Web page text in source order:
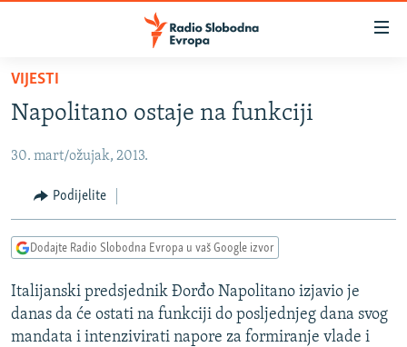
Pređite
glavni
Pređite
Pređite
pretragu
BOSNA I HERCEGOVINA
SRBIJA
KOSOVO
VIZUELNO
VIDEO
FOTOGALERIJE
PODCASTI
RAT U UKRAJINI
VIJESTI
Napolitano ostaje na funkciji
30. mart/ožujak, 2013.
Podijelite
Dodajte Radio Slobodna Evropa u vaš Google izvor
Italijanski predsjednik Đorđo Napolitano izjavio je
danas da će ostati na funkciji do posljednjeg dana svog
mandata i intenzivirati napore za formiranje vlade i